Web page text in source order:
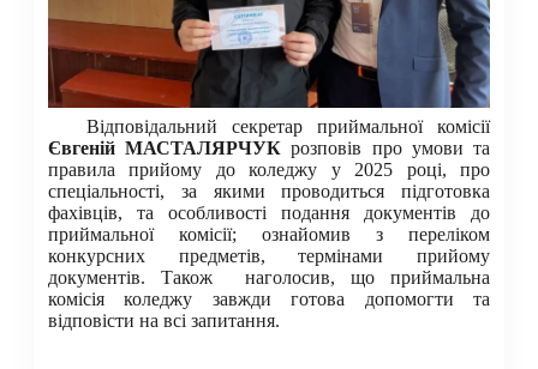
Відповідальний секретар приймальної комісії
Євгеній МАСТАЛЯРЧУК розповів про умови та
правила прийому до коледжу у 2025 році, про
спеціальності, за якими проводиться підготовка
фахівців, та особливості подання документів до
приймальної комісії; ознайомив з переліком
конкурсних предметів, термінами прийому
документів. Також наголосив, що приймальна
комісія коледжу завжди готова допомогти та
відповісти на всі запитання.